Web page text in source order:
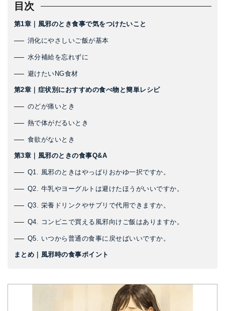
目次
第1章｜風邪のとき食事で気をつけたいこと
消化にやさしいご飯が基本
水分補給を忘れずに
避けたいNG食材
第2章｜症状別におすすめの食べ物と簡単レシピ
のどが痛いとき
熱で体がだるいとき
食欲がないとき
第3章｜風邪のときの食事Q&A
Q1. 風邪のときはやっぱりおかゆ一択ですか。
Q2. 牛乳やヨーグルトは避けたほうがいいですか。
Q3. 栄養ドリンクやサプリで代用できますか。
Q4. コンビニで買える風邪向けご飯はありますか。
Q5. いつから普通の食事に戻せばいいですか。
まとめ｜風邪時の食事ポイント